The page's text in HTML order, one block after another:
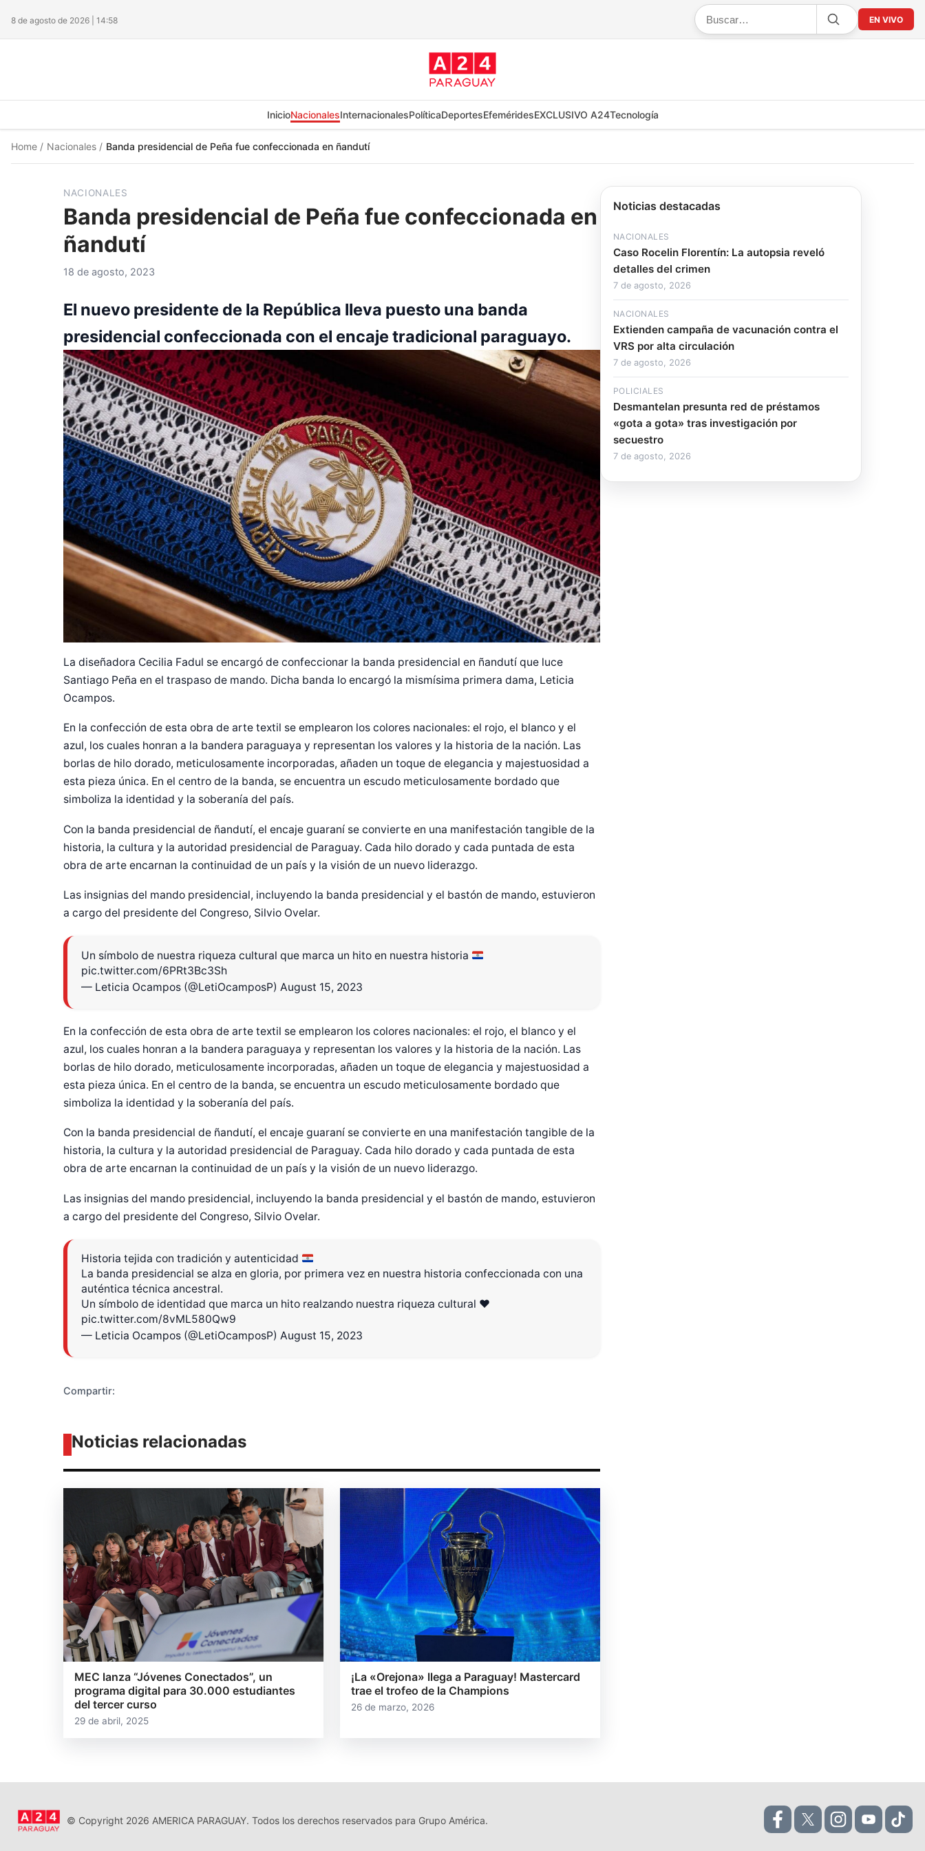
8 de agosto de 2026 | 14:58 EN VIVO
InicioNacionalesInternacionalesPolíticaDeportesEfeméridesEXCLUSIVO A24Tecnología
Home / Nacionales / Banda presidencial de Peña fue confeccionada en ñandutí
NACIONALES
Banda presidencial de Peña fue confeccionada en
ñandutí
18 de agosto, 2023
El nuevo presidente de la República lleva puesto una banda
presidencial confeccionada con el encaje tradicional paraguayo.
La diseñadora Cecilia Fadul se encargó de confeccionar la banda presidencial en ñandutí que luce
Santiago Peña en el traspaso de mando. Dicha banda lo encargó la mismísima primera dama, Leticia
Ocampos.
En la confección de esta obra de arte textil se emplearon los colores nacionales: el rojo, el blanco y el
azul, los cuales honran a la bandera paraguaya y representan los valores y la historia de la nación. Las
borlas de hilo dorado, meticulosamente incorporadas, añaden un toque de elegancia y majestuosidad a
esta pieza única. En el centro de la banda, se encuentra un escudo meticulosamente bordado que
simboliza la identidad y la soberanía del país.
Con la banda presidencial de ñandutí, el encaje guaraní se convierte en una manifestación tangible de la
historia, la cultura y la autoridad presidencial de Paraguay. Cada hilo dorado y cada puntada de esta
obra de arte encarnan la continuidad de un país y la visión de un nuevo liderazgo.
Las insignias del mando presidencial, incluyendo la banda presidencial y el bastón de mando, estuvieron
a cargo del presidente del Congreso, Silvio Ovelar.
Un símbolo de nuestra riqueza cultural que marca un hito en nuestra historia
pic.twitter.com/6PRt3Bc3Sh
— Leticia Ocampos (@LetiOcamposP) August 15, 2023
En la confección de esta obra de arte textil se emplearon los colores nacionales: el rojo, el blanco y el
azul, los cuales honran a la bandera paraguaya y representan los valores y la historia de la nación. Las
borlas de hilo dorado, meticulosamente incorporadas, añaden un toque de elegancia y majestuosidad a
esta pieza única. En el centro de la banda, se encuentra un escudo meticulosamente bordado que
simboliza la identidad y la soberanía del país.
Con la banda presidencial de ñandutí, el encaje guaraní se convierte en una manifestación tangible de la
historia, la cultura y la autoridad presidencial de Paraguay. Cada hilo dorado y cada puntada de esta
obra de arte encarnan la continuidad de un país y la visión de un nuevo liderazgo.
Las insignias del mando presidencial, incluyendo la banda presidencial y el bastón de mando, estuvieron
a cargo del presidente del Congreso, Silvio Ovelar.
Historia tejida con tradición y autenticidad
La banda presidencial se alza en gloria, por primera vez en nuestra historia confeccionada con una
auténtica técnica ancestral.
Un símbolo de identidad que marca un hito realzando nuestra riqueza cultural ❤️
pic.twitter.com/8vML580Qw9
— Leticia Ocampos (@LetiOcamposP) August 15, 2023
Compartir:
Diseñado por Shiro Company
Noticias relacionadas
MEC lanza “Jóvenes Conectados”, un
programa digital para 30.000 estudiantes
del tercer curso
29 de abril, 2025
¡La «Orejona» llega a Paraguay! Mastercard
trae el trofeo de la Champions
26 de marzo, 2026
Noticias destacadas
NACIONALES
Caso Rocelin Florentín: La autopsia reveló
detalles del crimen
7 de agosto, 2026
NACIONALES
Extienden campaña de vacunación contra el
VRS por alta circulación
7 de agosto, 2026
POLICIALES
Desmantelan presunta red de préstamos
«gota a gota» tras investigación por
secuestro
7 de agosto, 2026
© Copyright 2026 AMERICA PARAGUAY. Todos los derechos reservados para Grupo América.